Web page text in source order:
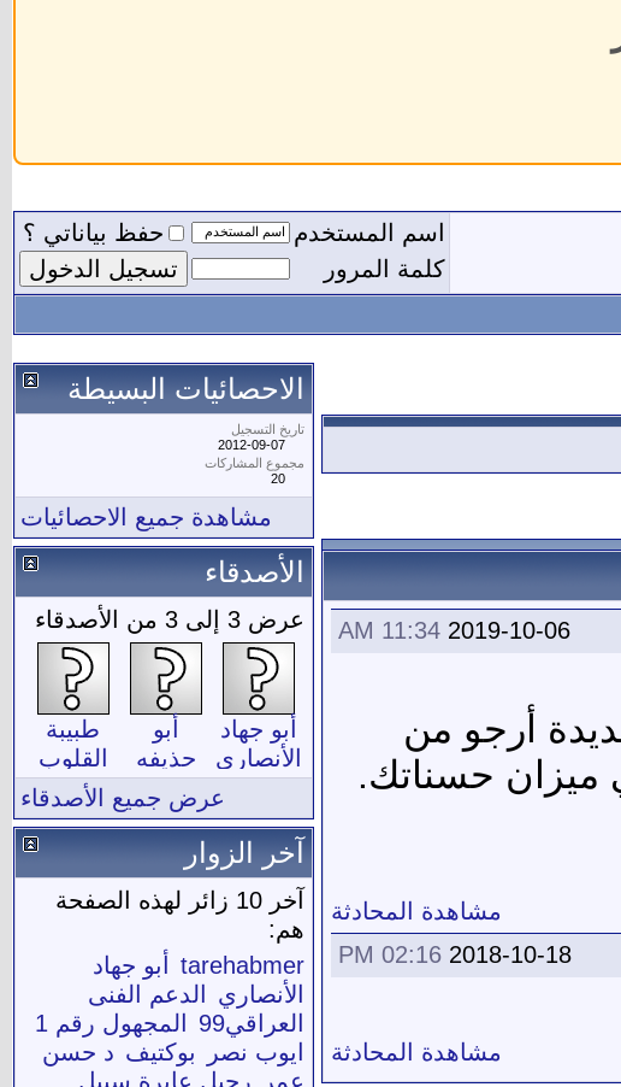
اسم المستخدم
حفظ بياناتي ؟
كلمة المرور
2019-10-06
11:34 AM
أرجو من
ميزان حسناتك.
مشاهدة المحادثة
2018-10-18
02:16 PM
مشاهدة المحادثة
الاحصائيات البسيطة
تاريخ التسجيل
2012-09-07
مجموع المشاركات
20
مشاهدة جميع الاحصائيات
الأصدقاء
عرض 3 إلى 3 من الأصدقاء
أبو جهاد
الأنصاري
أبو
حذيفه
طبيبة
القلوب
عرض جميع الأصدقاء
آخر الزوار
آخر 10 زائر لهذه الصفحة
هم:
tarehabmer
أبو جهاد
الأنصاري
الدعم الفنى
العراقي99
المجهول رقم 1
ايوب نصر
بوكتيف د حسن
عمر
رحيل عابرة سبيل